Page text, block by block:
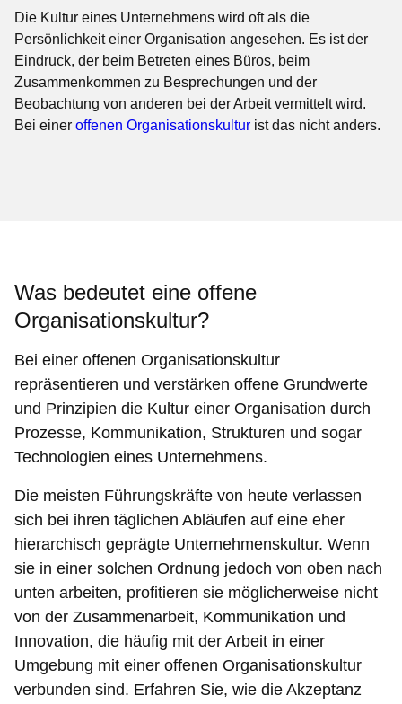
Die Kultur eines Unternehmens wird oft als die
Persönlichkeit einer Organisation angesehen. Es ist der
Eindruck, der beim Betreten eines Büros, beim
Zusammenkommen zu Besprechungen und der
Beobachtung von anderen bei der Arbeit vermittelt wird.
Bei eineroffenen Organisationskultur ist das nicht anders.
Was bedeutet eine offene
Organisationskultur?
Bei einer offenen Organisationskultur
repräsentieren und verstärken offene Grundwerte
und Prinzipien die Kultur einer Organisation durch
Prozesse, Kommunikation, Strukturen und sogar
Technologien eines Unternehmens.
Die meisten Führungskräfte von heute verlassen
sich bei ihren täglichen Abläufen auf eine eher
hierarchisch geprägte Unternehmenskultur. Wenn
sie in einer solchen Ordnung jedoch von oben nach
unten arbeiten, profitieren sie möglicherweise nicht
von der Zusammenarbeit, Kommunikation und
Innovation, die häufig mit der Arbeit in einer
Umgebung mit einer offenen Organisationskultur
verbunden sind. Erfahren Sie, wie die Akzeptanz